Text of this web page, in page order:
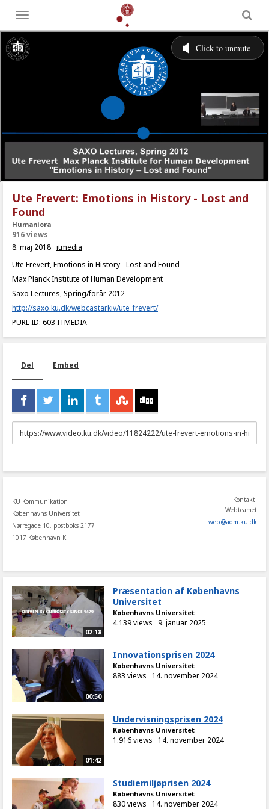
Toggle
menu
Ute Frevert: Emotions in History - Lost and
Found
Humaniora
916 views
8. maj 2018 itmedia
Ute Frevert, Emotions in History - Lost and Found
Max Planck Institute of Human Development
Saxo Lectures, Spring/forår 2012
http://saxo.ku.dk/webcastarkiv/ute_frevert/
PURL ID: 603 ITMEDIA
Del Embed
URL
to
KU Kommunikation
Københavns Universitet
Nørregade 10, postboks 2177
1017 København K
Kontakt:
Webteamet
web@adm.ku.dk
02:18
Præsentation af Københavns
Universitet
Københavns Universitet
4.139 views 9. januar 2025
00:50
Innovationsprisen 2024
Københavns Universitet
883 views 14. november 2024
01:42
Undervisningsprisen 2024
Københavns Universitet
1.916 views 14. november 2024
Studiemiljøprisen 2024
Københavns Universitet
830 views 14. november 2024